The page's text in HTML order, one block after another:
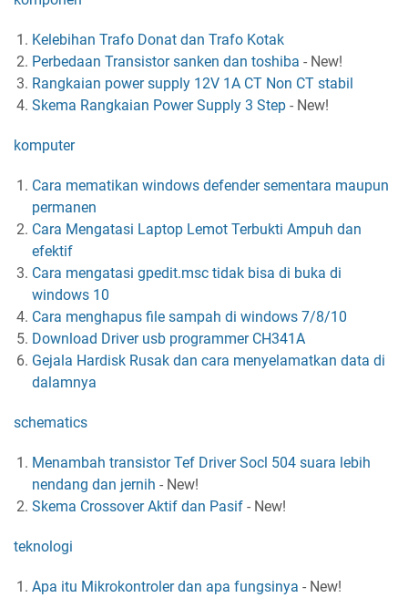
Kelebihan Trafo Donat dan Trafo Kotak
Perbedaan Transistor sanken dan toshiba - New!
Rangkaian power supply 12V 1A CT Non CT stabil
Skema Rangkaian Power Supply 3 Step - New!
komputer
Cara mematikan windows defender sementara maupun
permanen
Cara Mengatasi Laptop Lemot Terbukti Ampuh dan
efektif
Cara mengatasi gpedit.msc tidak bisa di buka di
windows 10
Cara menghapus file sampah di windows 7/8/10
Download Driver usb programmer CH341A
Gejala Hardisk Rusak dan cara menyelamatkan data di
dalamnya
schematics
Menambah transistor Tef Driver Socl 504 suara lebih
nendang dan jernih - New!
Skema Crossover Aktif dan Pasif - New!
teknologi
Apa itu Mikrokontroler dan apa fungsinya - New!